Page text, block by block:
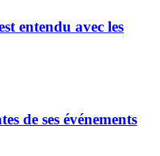
entendu avec les
de ses événements